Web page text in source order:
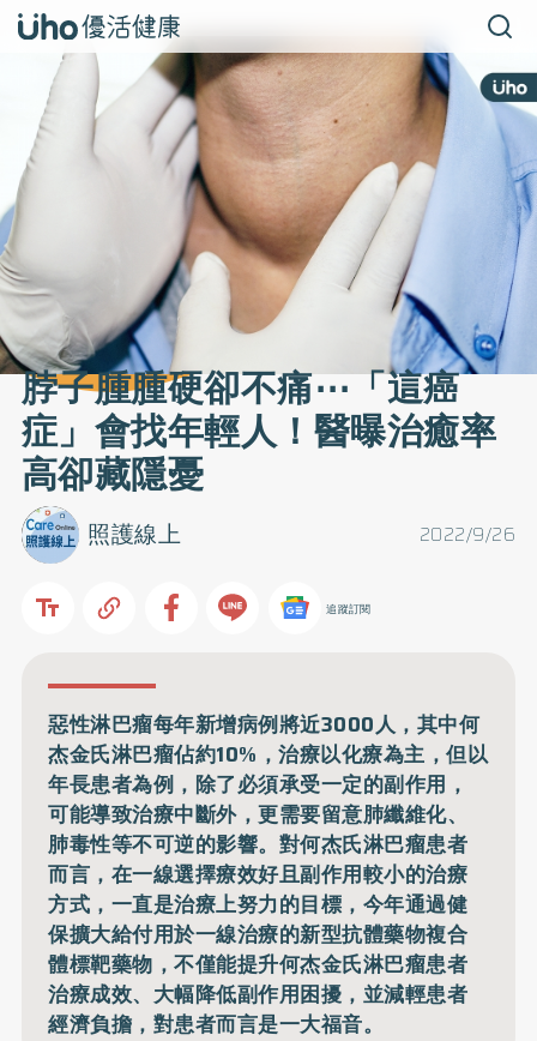
脖子腫腫硬卻不痛⋯「這癌
症」會找年輕人！醫曝治癒率
高卻藏隱憂
2022/9/26
照護線上
追蹤訂閱
惡性淋巴瘤每年新增病例將近3000人，其中何
杰金氏淋巴瘤佔約10%，治療以化療為主，但以
年長患者為例，除了必須承受一定的副作用，
可能導致治療中斷外，更需要留意肺纖維化、
肺毒性等不可逆的影響。對何杰氏淋巴瘤患者
而言，在一線選擇療效好且副作用較小的治療
方式，一直是治療上努力的目標，今年通過健
保擴大給付用於一線治療的新型抗體藥物複合
體標靶藥物，不僅能提升何杰金氏淋巴瘤患者
治療成效、大幅降低副作用困擾，並減輕患者
經濟負擔，對患者而言是一大福音。